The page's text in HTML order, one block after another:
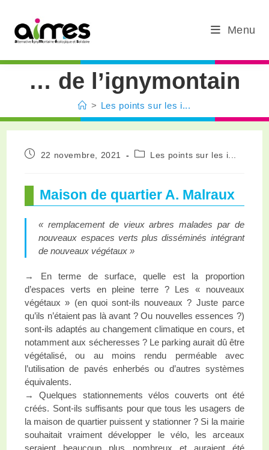
Menu
… de l’ignymontain
> Les points sur les i...
22 novembre, 2021 Les points sur les i...
Maison de quartier A. Malraux
« remplacement de vieux arbres malades par de
nouveaux espaces verts plus disséminés intégrant
de nouveaux végétaux »
→ En terme de surface, quelle est la proportion
d’espaces verts en pleine terre ? Les « nouveaux
végétaux » (en quoi sont-ils nouveaux ? Juste parce
qu’ils n’étaient pas là avant ? Ou nouvelles essences ?)
sont-ils adaptés au changement climatique en cours, et
notamment aux sécheresses ? Le parking aurait dû être
végétalisé, ou au moins rendu perméable avec
l’utilisation de pavés enherbés ou d’autres systèmes
équivalents.
→ Quelques stationnements vélos couverts ont été
créés. Sont-ils suffisants pour que tous les usagers de
la maison de quartier puissent y stationner ? Si la mairie
souhaitait vraiment développer le vélo, les arceaux
seraient beaucoup plus nombreux et auraient été